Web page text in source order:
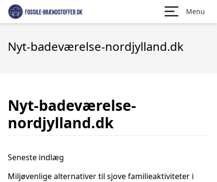
Menu
Nyt-badeværelse-nordjylland.dk
Nyt-badeværelse-
nordjylland.dk
Seneste indlæg
Miljøvenlige alternativer til sjove familieaktiviteter i